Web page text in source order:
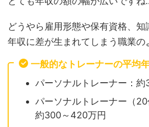
どうやら雇用形態や保有資格、知
年収に差が生まれてしまう職業の
一般的なトレーナーの平均
パーソナルトレーナー：約
パーソナルトレーナー（20
約300～420万円